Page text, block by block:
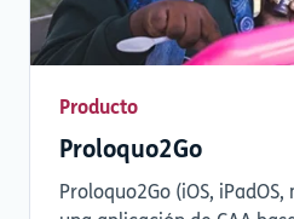
Producto
Proloquo2Go
Proloquo2Go (iOS,